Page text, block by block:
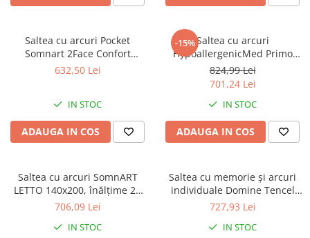
Bumbac satinat
Compatibile cu saltea
120x200cm
160x200cm
200x200cm
200x220cm
Tipul cearceafului de pat
Cu elastic
Saltea cu arcuri Pocket
Somnart 2Face Confort
90x200, inaltime 22 cm, husa
632,50 Lei
IN STOC
ADAUGA IN COS
-15%Saltea cu arcuri
HypoallergenicMed Primo
Protect 90x200, înălțime 23
cm, ortopedică, husă
tratament antialergic,
fermitate mediu-tare, sistem
aerisire 3D
824,99 Lei
701,24 Lei
IN STOC
ADAUGA IN COS
Saltea cu arcuri SomnART
LETTO 140x200, înălțime 22
cm, ortopedică, husă
tare
706,09 Lei
IN STOC
Saltea cu memorie și arcuri
individuale Domine Tencel
Ultra Pocket Multilayer
detașabilă, fermitate medie
727,93 Lei
IN STOC